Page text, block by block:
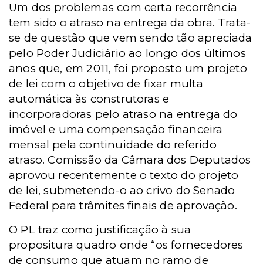
Um dos problemas com certa recorrência
tem sido o atraso na entrega da obra. Trata-
se de questão que vem sendo tão apreciada
pelo Poder Judiciário ao longo dos últimos
anos que, em 2011, foi proposto um projeto
de lei com o objetivo de fixar multa
automática às construtoras e
incorporadoras pelo atraso na entrega do
imóvel e uma compensação financeira
mensal pela continuidade do referido
atraso. Comissão da Câmara dos Deputados
aprovou recentemente o texto do projeto
de lei, submetendo-o ao crivo do Senado
Federal para trâmites finais de aprovação.
O PL traz como justificação à sua
propositura quadro onde “os fornecedores
de consumo que atuam no ramo de